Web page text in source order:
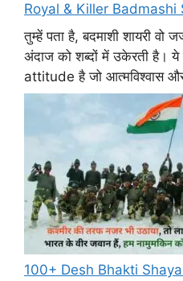
Royal & Killer Badmashi
तुम्हें पता है, बदमाशी शायरी वो
अंदाज को शब्दों में उकेरती है। ये
attitude है जो आत्मविश्वास
100+ Desh Bhakti